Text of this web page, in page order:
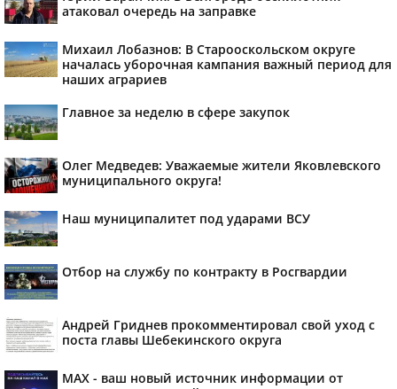
атаковал очередь на заправке
Михаил Лобазнов: В Старооскольском округе
началась уборочная кампания важный период для
наших аграриев
Главное за неделю в сфере закупок
Олег Медведев: Уважаемые жители Яковлевского
муниципального округа!
Наш муниципалитет под ударами ВСУ
Отбор на службу по контракту в Росгвардии
Андрей Гриднев прокомментировал свой уход с
поста главы Шебекинского округа
MAX - ваш новый источник информации от